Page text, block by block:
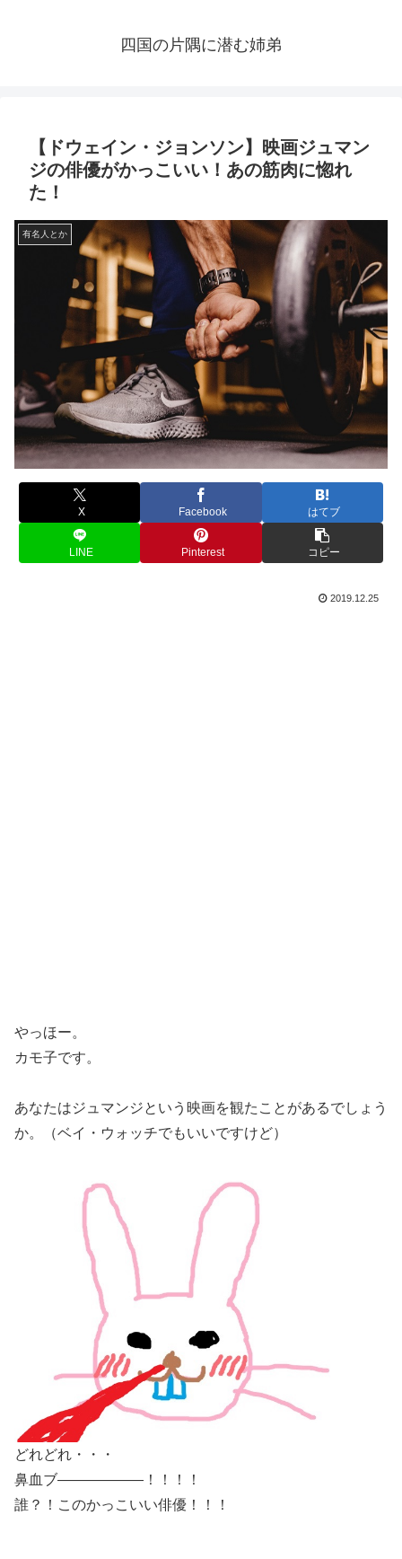
四国の片隅に潜む姉弟
【ドウェイン・ジョンソン】映画ジュマン
ジの俳優がかっこいい！あの筋肉に惚れ
た！
有名人とか
X Facebook はてブ
LINE Pinterest コピー
2019.12.25
やっほー。
カモ子です。
あなたはジュマンジという映画を観たことがあるでしょう
か。（ベイ・ウォッチでもいいですけど）
どれどれ・・・
鼻血ブ――――――！！！！
誰？！このかっこいい俳優！！！